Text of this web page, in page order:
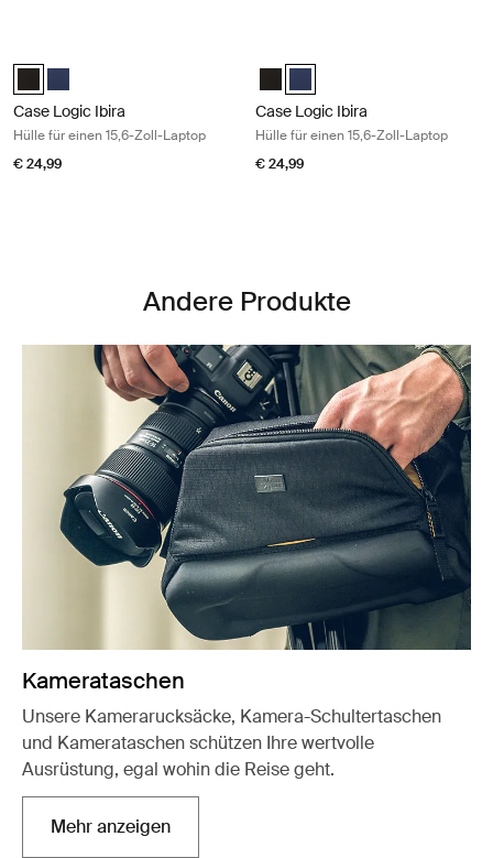
Case Logic Ibira Laptop Sleeve Schwarz (selected)
Case Logic Ibira Laptop Sleeve Marineblau
Case Logic Ibira
Hülle für einen 15,6-Zoll-Laptop
€ 24,99
Case Logic Ibira Laptop Sleeve
Case Logic Ibira Laptop
Case Logic Ibira
Hülle für einen 15,6-Zoll-Laptop
€ 24,99
Andere Produkte
Kamerataschen
Unsere Kamerarucksäcke, Kamera-Schultertaschen
und Kamerataschen schützen Ihre wertvolle
Ausrüstung, egal wohin die Reise geht.
Mehr anzeigenWird in einer neuen Registerkarte geöffnet